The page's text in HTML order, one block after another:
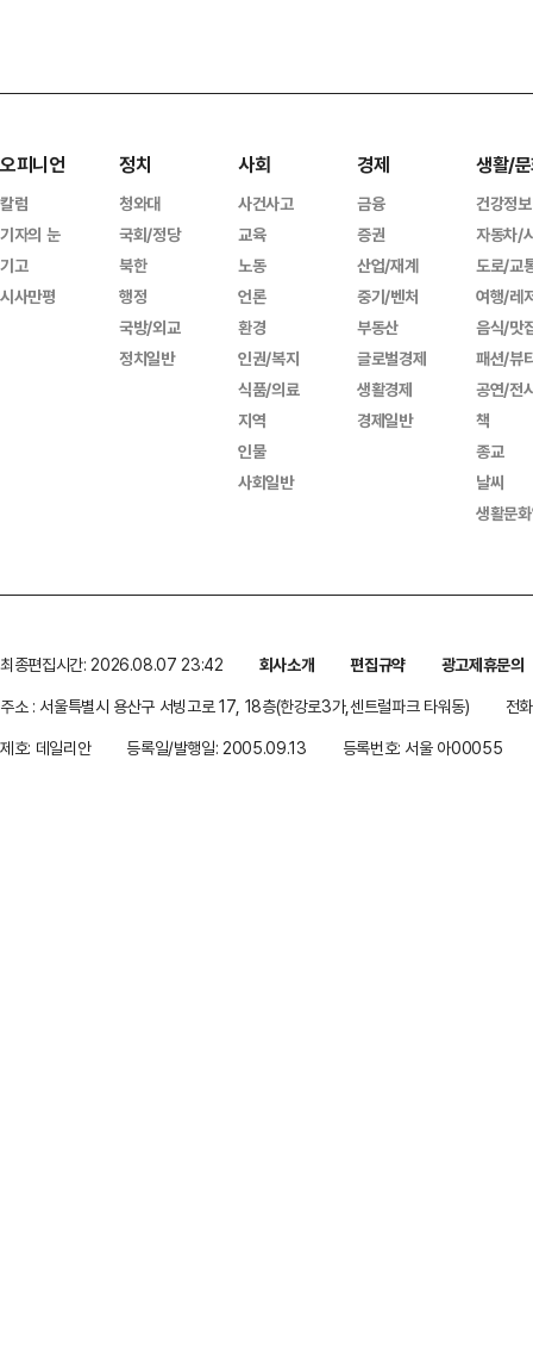
오피니언
칼럼
기자의 눈
기고
시사만평
정치
청와대
국회/정당
북한
행정
국방/외교
정치일반
사회
사건사고
교육
노동
언론
환경
인권/복지
식품/의료
지역
인물
사회일반
경제
금융
증권
산업/재계
중기/벤처
부동산
글로벌경제
생활경제
경제일반
생활/
건강정보
자동차/
도로/교
여행/레
음식/맛
패션/뷰
공연/전
책
종교
날씨
생활문
최종편집시간: 2026.08.07 23:42 회사소개 편집규약
광고제휴문의
주소 : 서울특별시 용산구 서빙고로 17, 18층(한강로3가,센트럴파크 타워동)
전
제호: 데일리안
등록일/발행일: 2005.09.13 등록번호: 서울 아00055